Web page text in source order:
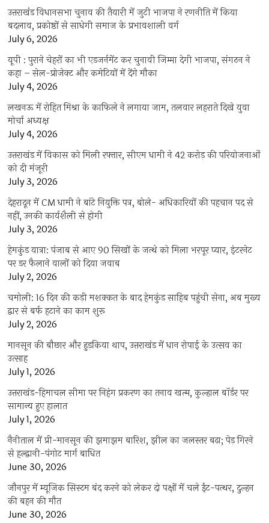
उत्तराखंंड विधानसभा चुनाव की तैयारी में जुटी भाजपा ने रणनीति में किया
बदलाव, प्रकोष्ठों से साधेगी समाज के प्रभावशाली वर्ग
July 6, 2026
यूपी : पुराने चेहरों का भी एडजर्नमेंट कर चुनावी जिम्मा देगी भाजपा, संगठन ने
कहा – सेल-प्रोजेक्ट और कमेटियों में देंगे मौका
July 4, 2026
लखनऊ में रोहित मिश्रा के काफिले ने लगाया जाम, तलवार लहराते दिखे युवा
मोर्चा अध्यक्ष
July 4, 2026
उत्तराखंड में विकास को मिली रफ्तार, सीएम धामी ने 42 करोड़ की परियोजनाओं
को दी मंजूरी
July 3, 2026
देहरादून में CM धामी ने बांटे नियुक्ति पत्र, बोले- अधिकारियों की पहचान पद से
नहीं, उनकी कार्यशैली से होगी
July 3, 2026
हेमकुंड यात्रा: पंजाब से आए 90 सिखों के जत्थे को मिला भरपूर प्यार, इंटरनेट
पर डर फैलाने वालों को दिया जवाब
July 2, 2026
चमोली: 16 दिन की कड़ी मशक्कत के बाद हेमकुंड साहिब पहुंची सेना, अब मुख्य
द्वार से बर्फ हटाने का काम शुरू
July 2, 2026
मानसून की बौछार और हुड़किया थाप, उत्तराखंड में धान रोपाई के उत्सव का
उत्साह
July 1, 2026
उत्तराखंड-हिमाचल सीमा पर निहंग प्रकरण का तनाव खत्म, कुल्हाल बॉर्डर पर
सामान्य हुए हालात
July 1, 2026
नैनीताल में प्री-मानसून की झमाझम बारिश, झील का जलस्तर बढ़ा; पेड़ गिरने
से हल्द्वानी-पंगोट मार्ग बाधित
June 30, 2026
जौनपुर में म्यूजिक सिस्टम बंद करने को लेकर दो पक्षों में चले ईंट-पत्थर, दुल्हन
की बहन की मौत
June 30, 2026